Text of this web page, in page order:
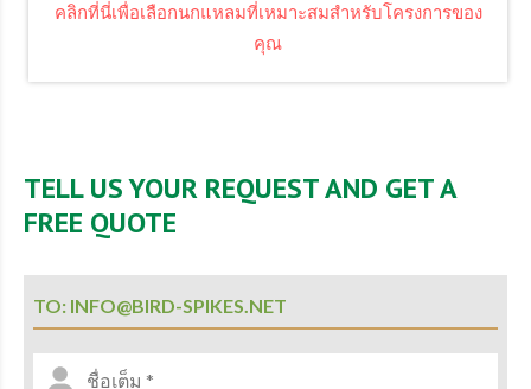
คลิกที่นี่เพื่อเลือกนกแหลมที่เหมาะสมสำหรับโครงการของ
คุณ
TELL US YOUR REQUEST AND GET A
FREE QUOTE
TO: INFO@BIRD-SPIKES.NET